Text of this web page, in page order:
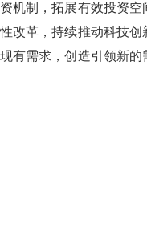
机制，拓展有效投资
改革，持续推动科技
有需求，创造引领新